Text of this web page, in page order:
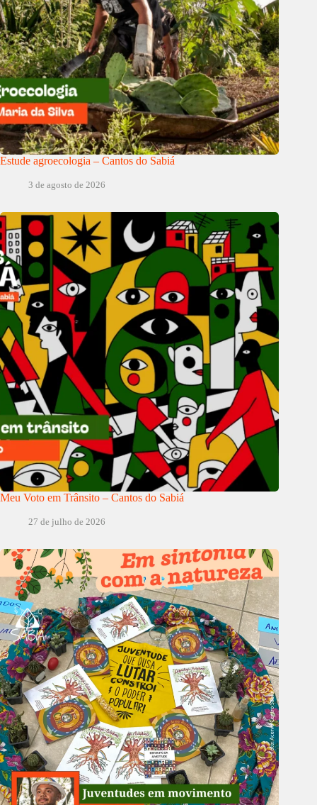
Estude agroecologia – Cantos do Sabiá
3 de agosto de 2026
Meu Voto em Trânsito – Cantos do Sabiá
27 de julho de 2026